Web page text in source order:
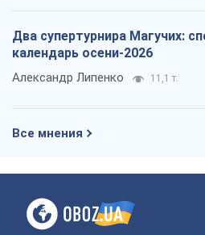
Два супертурнира Магучих:
календарь осени-2026
Александр Липенко 11,1 т.
Все мнения